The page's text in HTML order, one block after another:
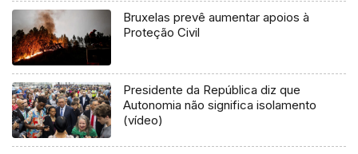
Bruxelas prevê aumentar apoios à
Proteção Civil
Presidente da República diz que
Autonomia não significa isolamento
(vídeo)